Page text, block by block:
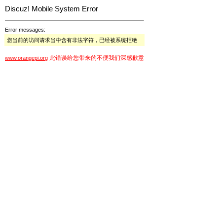
Discuz! Mobile System Error
Error messages:
您当前的访问请求当中含有非法字符，已经被系统拒绝
www.orangepi.org 此错误给您带来的不便我们深感歉意